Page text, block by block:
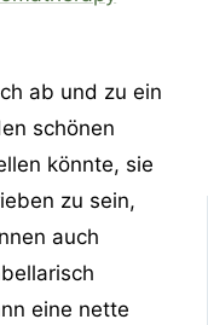
ab und zu ein
schönen
könnte, sie
zu sein,
auch
eine nette